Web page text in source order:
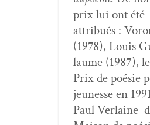
prix lui ont été
attribués :
(1978), Louis
laume (1987),
Prix de poésie
jeunesse en
Paul Ver­laine